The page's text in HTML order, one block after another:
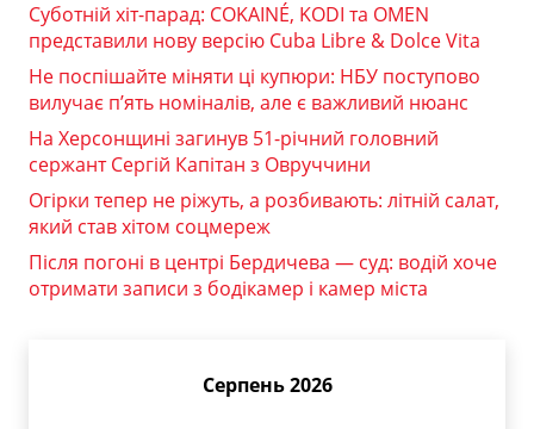
Суботній хіт-парад: COKAINÉ, KODI та OMEN
представили нову версію Cuba Libre & Dolce Vita
Не поспішайте міняти ці купюри: НБУ поступово
вилучає п’ять номіналів, але є важливий нюанс
На Херсонщині загинув 51-річний головний
сержант Сергій Капітан з Овруччини
Огірки тепер не ріжуть, а розбивають: літній салат,
який став хітом соцмереж
Після погоні в центрі Бердичева — суд: водій хоче
отримати записи з бодікамер і камер міста
Серпень 2026